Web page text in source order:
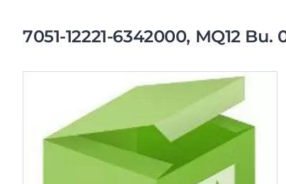
7051-12221-6342000, MQ12